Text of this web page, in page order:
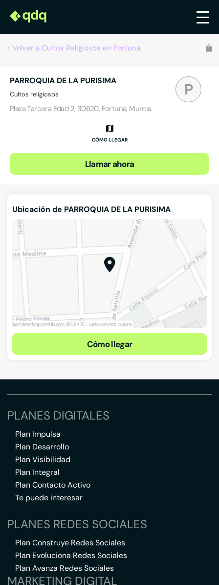
Volver a Cultos Religiosos en Fortuna
P
PARROQUIA DE LA PURISIMA
Cultos religiosos
Plaza Tercera Edad 2, 30620, Fortuna, Murcia
CÓMO LLEGAR
Llamar ahora
Ubicación de PARROQUIA DE LA PURISIMA
Cómo llegar
PLANES DIGITALES
Plan Impulsa
Plan Desarrollo
Plan Visibilidad
Plan Integral
Plan Contacto Activo
Te puede interesar
PLANES REDES SOCIALES
Plan Construye Redes Sociales
Plan Evoluciona Redes Sociales
Plan Avanza Redes Sociales
MARKETING DIGITAL